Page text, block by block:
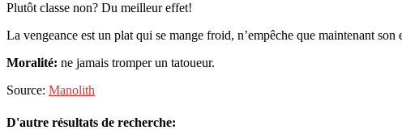
Plutôt classe non? Du meilleur effet!
La vengeance est un plat qui se mange froid, n’empêche que maintenant
Moralité: ne jamais tromper un tatoueur.
Source: Manolith
D'autre résultats de recherche: